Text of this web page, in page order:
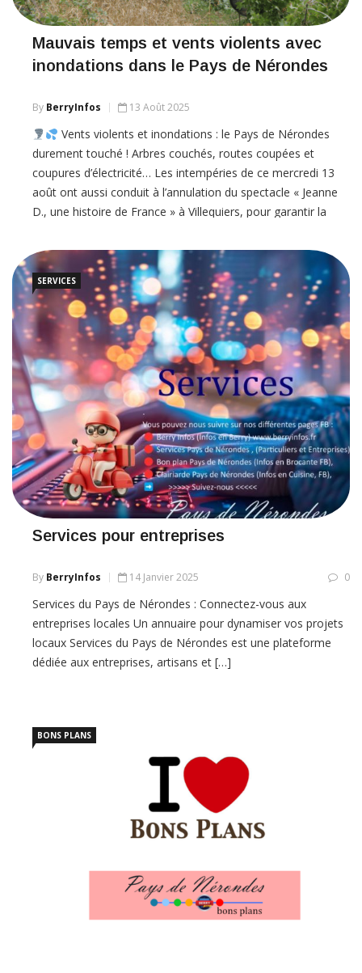
Mauvais temps et vents violents avec
inondations dans le Pays de Nérondes
By BerryInfos 13 Août 2025
Vents violents et inondations : le Pays de Nérondes
durement touché ! Arbres couchés, routes coupées et
coupures d’électricité… Les intempéries de ce mercredi 13
août ont aussi conduit à l’annulation du spectacle « Jeanne
D., une histoire de France » à Villequiers, pour garantir la
Villequiers
[Lire
SERVICES
Services pour entreprises
By BerryInfos 14 Janvier 2025 0
Services du Pays de Nérondes : Connectez-vous aux
entreprises locales Un annuaire pour dynamiser vos projets
locaux Services du Pays de Nérondes est une plateforme
dédiée aux entreprises, artisans et […]
BONS PLANS